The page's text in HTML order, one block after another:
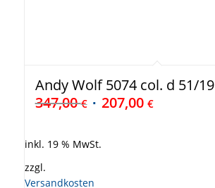
Andy Wolf 5074 col. d 51/19
347,00€ 207,00 €
inkl. 19 % MwSt.
zzgl.
Versandkosten